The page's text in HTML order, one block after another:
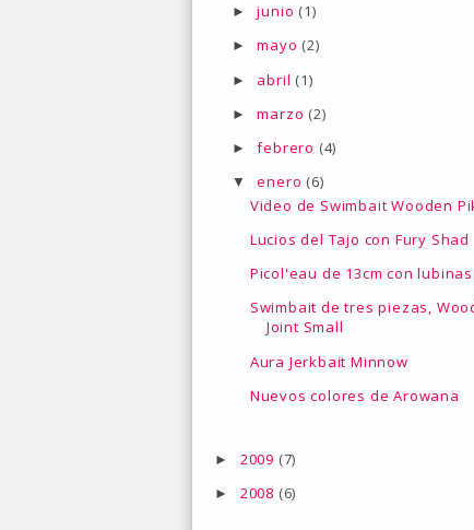
►junio (1)
►mayo (2)
► abril (1)
►marzo (2)
►febrero (4)
▼enero (6)
Video de Swimbait Wooden
Lucios del Tajo con Fury Shad
Picol'eau de 13cm con
Swimbait de tres piezas,
Joint Small
Aura Jerkbait Minnow
Nuevos colores de Arowana
► 2009 (7)
► 2008 (6)